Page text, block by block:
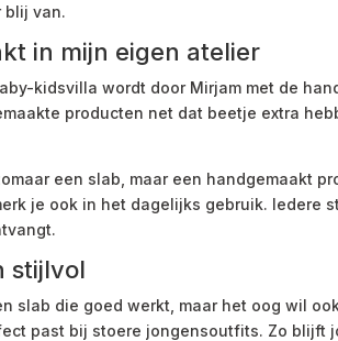
blij van.
in mijn eigen atelier
kidsvilla wordt door Mirjam met de
producten net dat beetje extra
een slab, maar een handgemaakt
je ook in het dagelijks gebruik.
stijlvol
slab die goed werkt, maar het oog wil
past bij stoere jongensoutfits. Zo blijft